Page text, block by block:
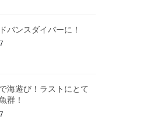
バンスダイバーに！
海遊び！ラストにとて
群！